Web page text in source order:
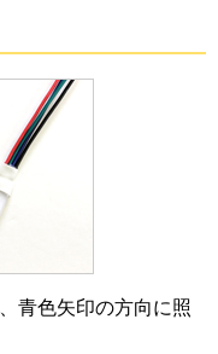
青色矢印の方向に照